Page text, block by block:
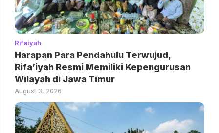
Rifaiyah
Harapan Para Pendahulu Terwujud,
Rifa’iyah Resmi Memiliki Kepengurusan
Wilayah di Jawa Timur
August 3, 2026